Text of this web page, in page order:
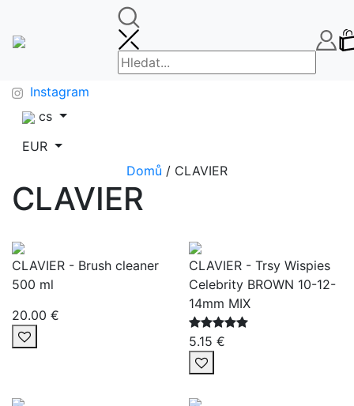
🚚DOPRAVA ZDARMA OD 65€🚚
FAQ
info@makeupbag.sk
Instagram
cs
EUR
Domů / CLAVIER
CLAVIER
CLAVIER - Brush cleaner
500 ml
20.00 €
CLAVIER - Trsy Wispies
Celebrity BROWN 10-12-
14mm MIX
5.15 €